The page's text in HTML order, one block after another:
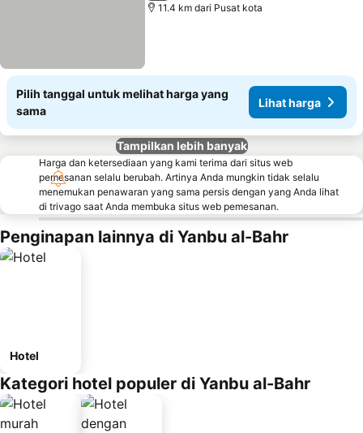
11.4 km dari Pusat kota
Pilih tanggal untuk melihat harga yang
sama
Lihat harga
Tampilkan lebih banyak
Harga dan ketersediaan yang kami terima dari situs web
pemesanan selalu berubah. Artinya Anda mungkin tidak selalu
menemukan penawaran yang sama persis dengan yang Anda lihat
di trivago saat Anda membuka situs web pemesanan.
Penginapan lainnya di Yanbu al-Bahr
Hotel
Kategori hotel populer di Yanbu al-Bahr